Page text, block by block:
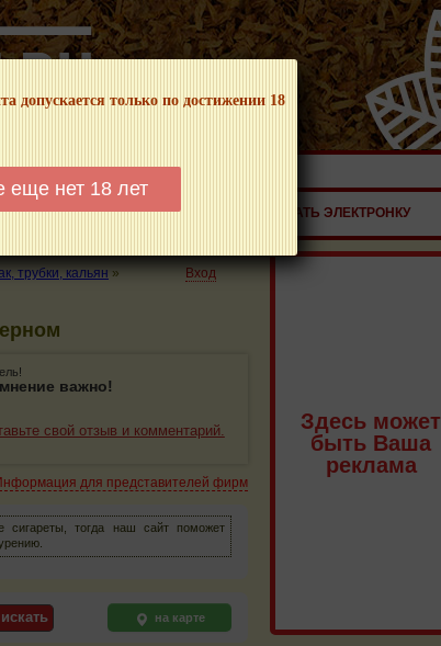
допускается только по достижении 18
еще нет 18 лет
И РЕКЛАМОЙ ТАБАЧНОЙ ПРОДУКЦИИ!
КУРЕНИЕ И ЗДОРОВЬЕ ЗАКАЗАТЬ ЭЛЕКТРОНКУ
трубки, кальян »
Вход
важно!
свой отзыв и комментарий.
для представителей фирм
сигареты, тогда наш сайт поможет
на карте
Здесь может
быть Ваша
реклама